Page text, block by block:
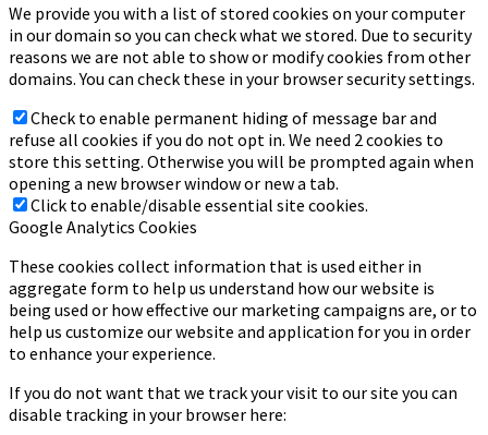
We provide you with a list of stored cookies on your computer
in our domain so you can check what we stored. Due to security
reasons we are not able to show or modify cookies from other
domains. You can check these in your browser security settings.
Check to enable permanent hiding of message bar and
refuse all cookies if you do not opt in. We need 2 cookies to
store this setting. Otherwise you will be prompted again when
opening a new browser window or new a tab.
Click to enable/disable essential site cookies.
Google Analytics Cookies
These cookies collect information that is used either in
aggregate form to help us understand how our website is
being used or how effective our marketing campaigns are, or to
help us customize our website and application for you in order
to enhance your experience.
If you do not want that we track your visit to our site you can
disable tracking in your browser here: